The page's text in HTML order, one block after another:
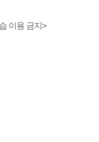
이용 금지>